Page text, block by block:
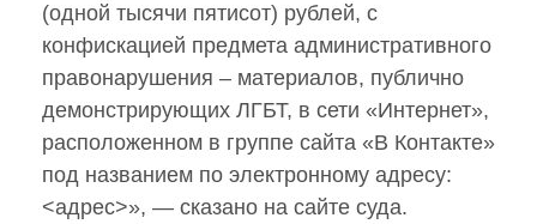
(одной тысячи пятисот) рублей, с
конфискацией предмета административного
правонарушения – материалов, публично
демонстрирующих ЛГБТ, в сети «Интернет»,
расположенном в группе сайта «В Контакте»
под названием по электронному адресу:
<адрес>», — сказано на сайте суда.